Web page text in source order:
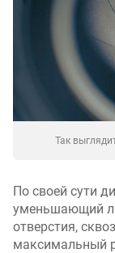
Так
По своей сути
уменьшающий
отверстия,
максимальный